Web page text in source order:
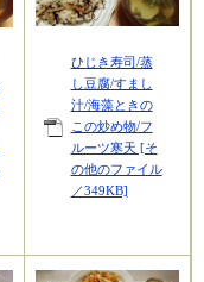
ひじき寿司/蒸
し豆腐/すまし
汁/海藻ときの
この炒め物/フ
ルーツ寒天 [そ
の他のファイル
／349KB]